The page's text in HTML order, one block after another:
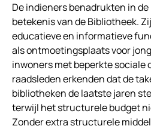
De indieners benadrukten in
betekenis van de Bibliotheek.
educatieve en informatieve
als ontmoetingsplaats voor
inwoners met beperkte sociale
raadsleden erkenden dat de
bibliotheken de laatste jaren
terwijl het structurele budget
Zonder extra structurele